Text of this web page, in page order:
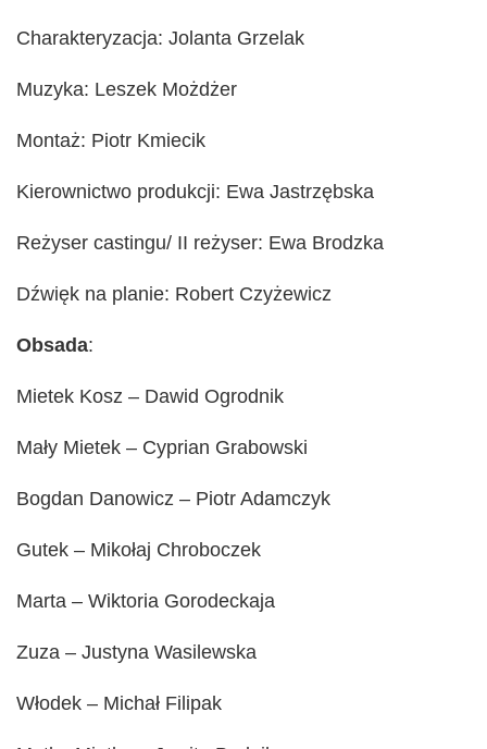
Charakteryzacja: Jolanta Grzelak
Muzyka: Leszek Możdżer
Montaż: Piotr Kmiecik
Kierownictwo produkcji: Ewa Jastrzębska
Reżyser castingu/ II reżyser: Ewa Brodzka
Dźwięk na planie: Robert Czyżewicz
Obsada:
Mietek Kosz – Dawid Ogrodnik
Mały Mietek – Cyprian Grabowski
Bogdan Danowicz – Piotr Adamczyk
Gutek – Mikołaj Chroboczek
Marta – Wiktoria Gorodeckaja
Zuza – Justyna Wasilewska
Włodek – Michał Filipak